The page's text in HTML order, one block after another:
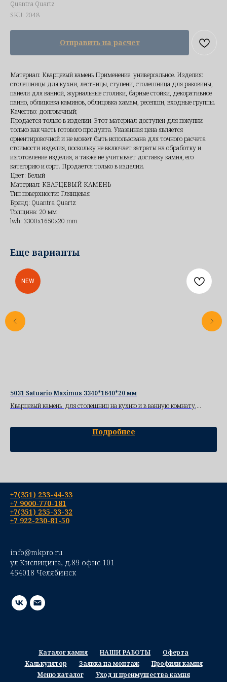
Quantra Quartz
SKU: 2048
Отправить на расчет
Материал: Кварцевый камень Применение: универсальное. Изделия:
столешницы для кухни, лестницы, ступени, столешница для раковины,
панели для ванной, журнальные столики, барные стойки, декоративное
панно, облицовка каминов, облицовка хамам, ресепшн, входные группы.
Качество: долговечный;
Продается только в изделии. Этот материал доступен для покупки
только как часть готового продукта. Указанная цена является
ориентировочной и не может быть использована для точного расчета
стоимости изделия, поскольку не включает затраты на обработку и
изготовление изделия, а также не учитывает доставку камня, его
категорию и сорт. Продается только в изделии.
Цвет: Белый
Материал: КВАРЦЕВЫЙ КАМЕНЬ
Тип поверхности: Глянцевая
Бренд: Quantra Quartz
Толщина: 20 мм
lwh: 3300x1650x20 mm
Еще варианты
NEW
5031 Satuario Maximus 3340*1640*20 мм
Кварцевый камень для столешниц на кухню и в ванную комнату,
Подробнее
+7(351) 233-44-33
+7 9000-770-181
+7(351) 235-33-32
+7 922-230-81-50
info@mkpro.ru
ул.Кислицина, д.89 офис 101
454018 Челябинск
Каталог камня НАШИ РАБОТЫ
Оферта
Калькулятор
Заявка на монтаж
Профили камня
Меню каталог
Уход и преимущества камня